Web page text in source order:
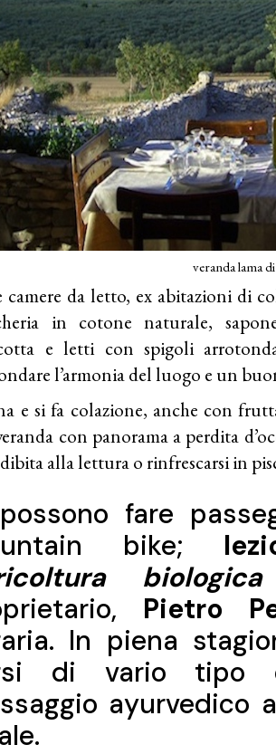
veranda lama
camere da letto, ex abitazioni di
in cotone naturale,
e letti con spigoli
l’armonia del luogo e un
e si fa colazione, anche con
con panorama a perdita
alla lettura o rinfrescarsi in
fare
bike;
biologica
Pietro
In piena
di vario tipo
ayurvedico